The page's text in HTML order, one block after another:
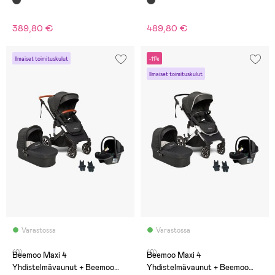
389,80 € 489,80 €
Ilmaiset toimituskulut
Varastossa
(0)
Beemoo Maxi 4
Yhdistelmävaunut + Beemoo
-11%
Ilmaiset toimituskulut
Varastossa
(0)
Beemoo Maxi 4
Yhdistelmävaunut + Beemoo